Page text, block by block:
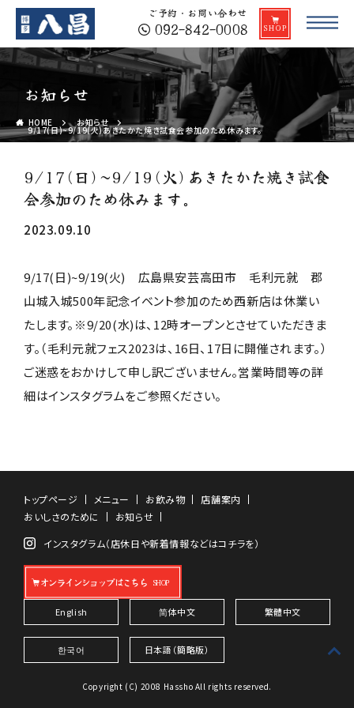
ご予約・お問い合わせ
092-842-0008
お知らせ
HOME お知らせ
9/17(日)~9/19(火)あきたかた焼き試食会参加のため休みます。
9/17(日)~9/19(火)あきたかた焼き試食
会参加のため休みます。
2023.09.10
9/17(日)~9/19(火) 広島県安芸高田市 毛利元就 郡
山城入城500年記念イベント参加のため西新店は休業い
たします。※9/20(水)は、12時オープンとさせていただきま
す。（毛利元就フェス2023は、16日、17日に開催されます。）
ご迷惑をおかけして申し訳ございません。営業時間等の詳
細はインスタグラムをご参照ください。
トップページ メニュー お飲み物
店舗案内
おいしさのために
お知らせ
インスタグラム（店休日や新着情報などはコチラを）
オンラインショップはこちら
English 简体中文 繁體中文
한국어 日本語（簡略版）
Copyright (C) 2008 Hassho All rights reserved.